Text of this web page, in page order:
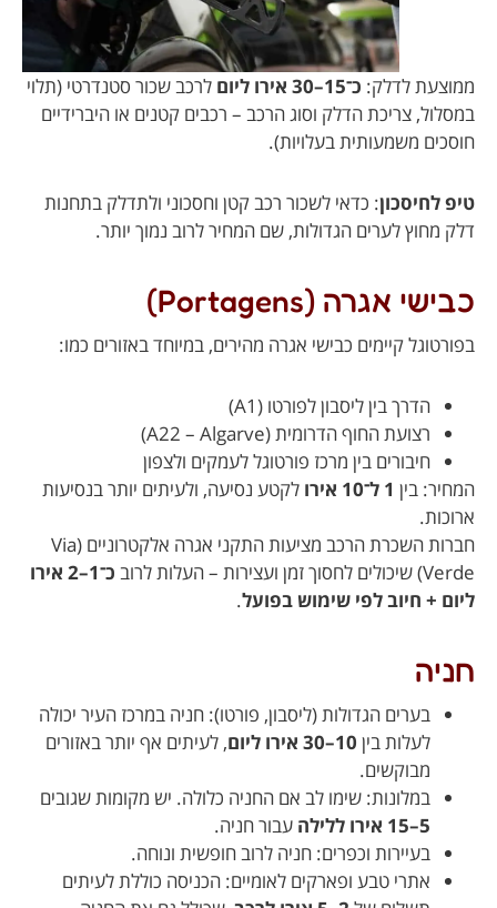
ממוצעת לדלק: כ־15–30 אירו ליום
לרכב שכור סטנדרטי (תלוי
במסלול, צריכת הדלק וסוג הרכב – רכבים קטנים או היברידיים
חוסכים משמעותית בעלויות).
טיפ לחיסכון: כדאי לשכור רכב קטן וחסכוני ולתדלק בתחנות
דלק מחוץ לערים הגדולות, שם המחיר לרוב נמוך יותר.
כבישי אגרה (Portagens)
בפורטוגל קיימים כבישי אגרה מהירים, במיוחד באזורים כמו:
הדרך בין ליסבון לפורטו (A1)
רצועת החוף הדרומית (A22 – Algarve)
חיבורים בין מרכז פורטוגל לעמקים ולצפון
המחיר: בין 1 ל־10 אירו
לקטע נסיעה, ולעיתים יותר בנסיעות
ארוכות.
חברות השכרת הרכב מציעות התקני אגרה אלקטרוניים (Via
Verde) שיכולים לחסוך זמן ועצירות – העלות לרוב
כ־1–2 אירו
ליום + חיוב לפי שימוש בפועל.
חניה
בערים הגדולות (ליסבון, פורטו): חניה במרכז העיר יכולה
לעלות בין 10–30 אירו ליום
, לעיתים אף יותר באזורים
מבוקשים.
במלונות: שימו לב אם החניה כלולה. יש מקומות שגובים
5–15 אירו ללילה
עבור חניה.
בעיירות וכפרים: חניה לרוב חופשית ונוחה.
אתרי טבע ופארקים לאומיים: הכניסה כוללת לעיתים